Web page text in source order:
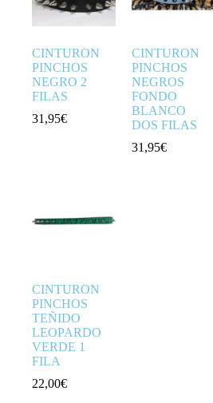
CINTURON
PINCHOS
NEGRO 2
FILAS
31,95€
CINTURON
PINCHOS
NEGROS
FONDO
BLANCO
DOS FILAS
31,95€
CINTURON
PINCHOS
TEÑIDO
LEOPARDO
VERDE 1
FILA
22,00€